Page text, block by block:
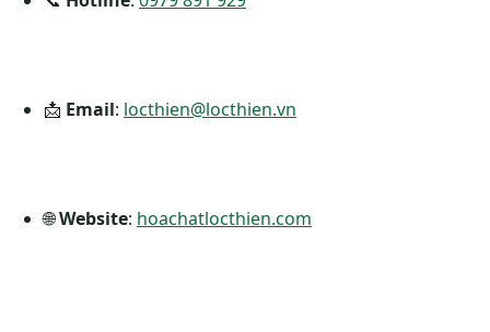
📩 Email: locthien@locthien.vn
🌐Website: hoachatlocthien.com